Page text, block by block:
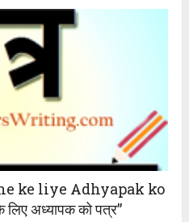
ke liye Adhyapak ko
लिए अध्यापक को पत्र”